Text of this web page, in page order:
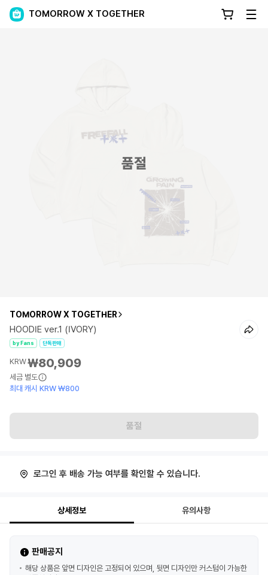
TOMORROW X TOGETHER
품절
TOMORROW X TOGETHER
HOODIE ver.1 (IVORY)
by Fans 단독판매
KRW₩80,909
세금 별도
최대 캐시 KRW ₩800
품절
로그인 후 배송 가능 여부를 확인할 수 있습니다.
상세정보 유의사항
판매공지
해당 상품은 앞면 디자인은 고정되어 있으며, 뒷면 디자인만 커스텀이 가능한